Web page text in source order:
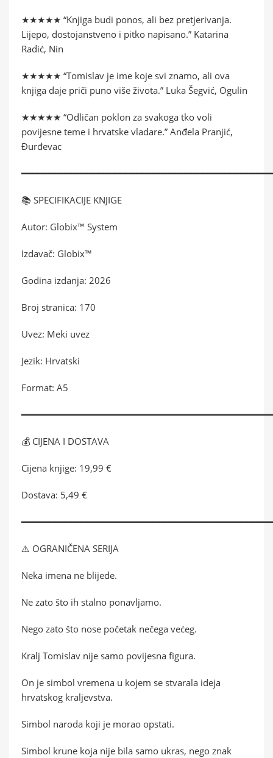
★★★★★ “Knjiga budi ponos, ali bez pretjerivanja.
Lijepo, dostojanstveno i pitko napisano.” Katarina
Radić, Nin
★★★★★ “Tomislav je ime koje svi znamo, ali ova
knjiga daje priči puno više života.” Luka Šegvić, Ogulin
★★★★★ “Odličan poklon za svakoga tko voli
povijesne teme i hrvatske vladare.” Anđela Pranjić,
Đurđevac
📚 SPECIFIKACIJE KNJIGE
Autor: Globix™ System
Izdavač: Globix™
Godina izdanja: 2026
Broj stranica: 170
Uvez: Meki uvez
Jezik: Hrvatski
Format: A5
💰 CIJENA I DOSTAVA
Cijena knjige: 19,99 €
Dostava: 5,49 €
⚠️ OGRANIČENA SERIJA
Neka imena ne blijede.
Ne zato što ih stalno ponavljamo.
Nego zato što nose početak nečega većeg.
Kralj Tomislav nije samo povijesna figura.
On je simbol vremena u kojem se stvarala ideja
hrvatskog kraljevstva.
Simbol naroda koji je morao opstati.
Simbol krune koja nije bila samo ukras, nego znak